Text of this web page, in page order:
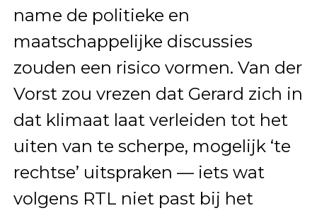
name de politieke en
maatschappelijke discussies
zouden een risico vormen. Van der
Vorst zou vrezen dat Gerard zich in
dat klimaat laat verleiden tot het
uiten van te scherpe, mogelijk ‘te
rechtse’ uitspraken — iets wat
volgens RTL niet past bij het